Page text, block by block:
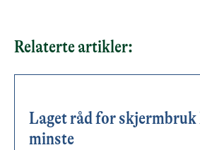
Relaterte artikler:
Laget råd for skjermbruk
minste